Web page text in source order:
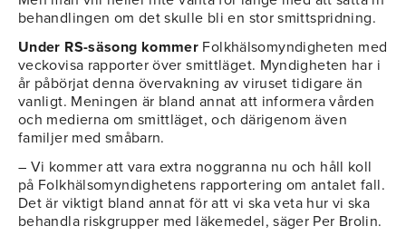
behandlingen om det skulle bli en stor smittspridning.
Under RS-säsong kommer Folkhälsomyndigheten med
veckovisa rapporter över smittläget. Myndigheten har i
år påbörjat denna övervakning av viruset tidigare än
vanligt. Meningen är bland annat att informera vården
och medierna om smittläget, och därigenom även
familjer med småbarn.
– Vi kommer att vara extra noggranna nu och håll koll
på Folkhälsomyndighetens rapportering om antalet fall.
Det är viktigt bland annat för att vi ska veta hur vi ska
behandla riskgrupper med läkemedel, säger Per Brolin.